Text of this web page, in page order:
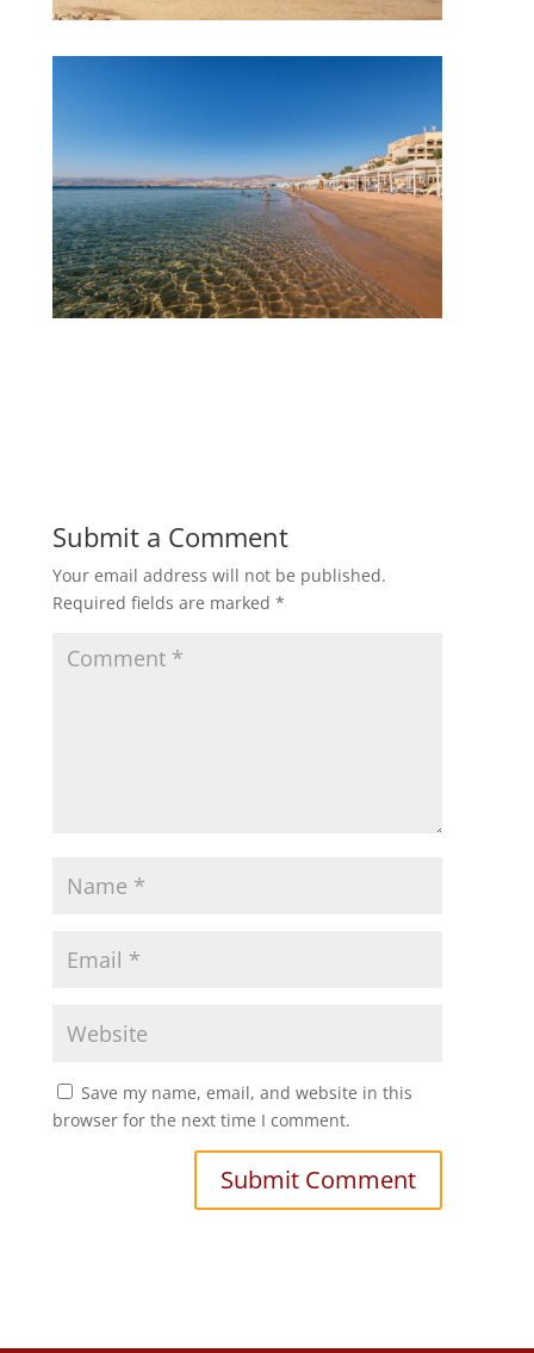
Submit a Comment
Your email address will not be published.
Required fields are marked*
Save my name, email, and website in this
browser for the next time I comment.